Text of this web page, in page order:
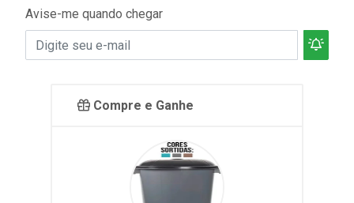
Avise-me quando chegar
Compre e Ganhe